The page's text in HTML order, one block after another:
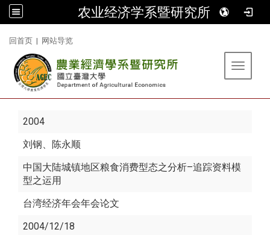
农业经济学系暨研究所
回首页 | 网站导览
Toggle
2004
刘钢、陈永顺
中国大陆城镇地区粮食消费型态之分析–追踪资料模
型之运用
台湾经济年会年会论文
2004/12/18